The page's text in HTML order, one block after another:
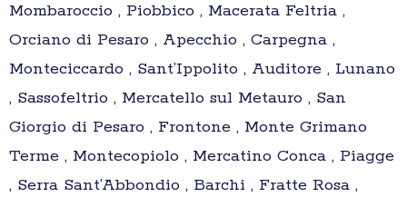
Mombaroccio , Piobbico , Macerata Feltria ,
Orciano di Pesaro , Apecchio , Carpegna ,
Monteciccardo , Sant’Ippolito , Auditore , Lunano
, Sassofeltrio , Mercatello sul Metauro , San
Giorgio di Pesaro , Frontone , Monte Grimano
Terme , Montecopiolo , Mercatino Conca , Piagge
, Serra Sant’Abbondio , Barchi , Fratte Rosa ,